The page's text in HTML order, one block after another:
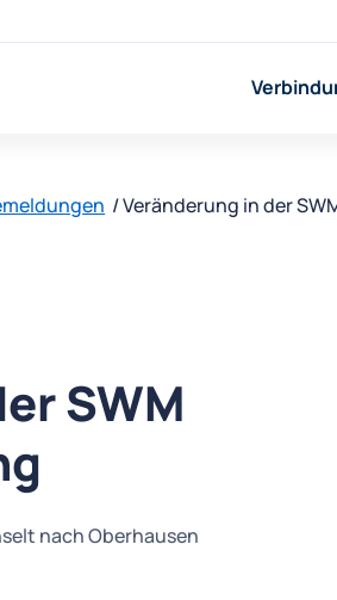
Veränderung in der
SWM
nach Oberhausen